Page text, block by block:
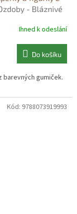
- Bláznivé
Ihned k odeslání
Do košíku
gumiček.
Kód: 9788073919993